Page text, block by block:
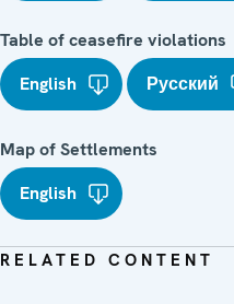
Table of ceasefire violations
English
Русский
Map of Settlements
English
RELATED CONTENT